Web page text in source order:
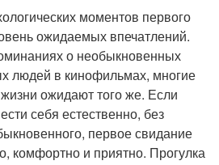
моментов первого
ожидаемых впечатлений.
о необыкновенных
людей в кинофильмах, многие
ожидают того же. Если
себя естественно, без
первое свидание
комфортно и приятно. Прогулка